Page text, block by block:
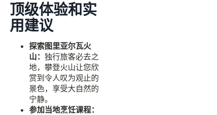
顶级体验和实
用建议
探索图里亚尔瓦火
山： 独行旅客必去之
地，攀登火山让您欣
赏到令人叹为观止的
景色，享受大自然的
宁静。
参加当地烹饪课程：